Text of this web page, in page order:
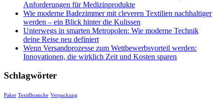
Anforderungen für Medizinprodukte
Wie moderne Badezimmer mit cleveren Textilien nachhaltiger
werden – ein Blick hinter die Kulissen
Unterwegs in smarten Metropolen: Wie moderne Technik
deine Reise neu definiert
Wenn Versandprozesse zum Wettbewerbsvorteil werden:
Innovationen, die wirklich Zeit und Kosten sparen
Schlagwörter
Paket Textilbranche Verpackung